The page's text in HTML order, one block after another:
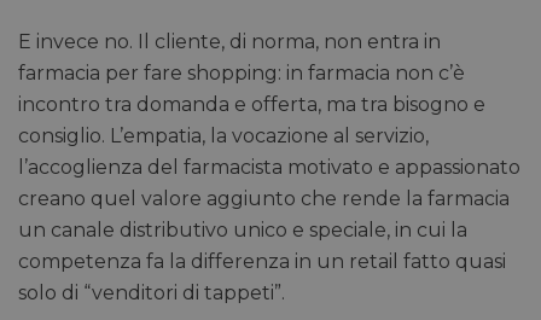
E invece no. Il cliente, di norma, non entra in
farmacia per fare shopping: in farmacia non c’è
incontro tra domanda e offerta, ma tra bisogno e
consiglio. L’empatia, la vocazione al servizio,
l’accoglienza del farmacista motivato e appassionato
creano quel valore aggiunto che rende la farmacia
un canale distributivo unico e speciale, in cui la
competenza fa la differenza in un retail fatto quasi
solo di “venditori di tappeti”.